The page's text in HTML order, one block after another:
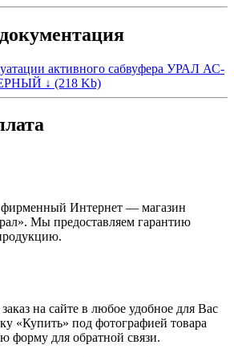
активного сабвуфера УРАЛ АС-
↓ (218 Kb)
Интернет — магазин
Мы предоставляем гарантию
на сайте в любое удобное для Вас
«Купить» под фотографией товара
форму для обратной связи.